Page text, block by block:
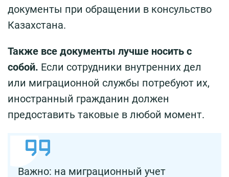
документы при обращении в консульство
Казахстана.
Также все документы лучше носить с
собой. Если сотрудники внутренних дел
или миграционной службы потребуют их,
иностранный гражданин должен
предоставить таковые в любой момент.
Важно: на миграционный учет